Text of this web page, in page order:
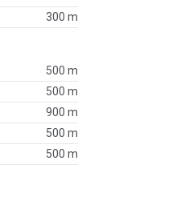
300 m
500 m
500 m
900 m
500 m
500 m